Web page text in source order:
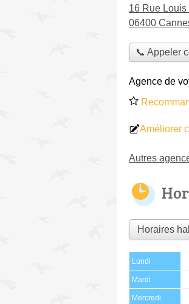
16 Rue Louis
06400
📞 Appeler
Agence de
Améliorer
Autres
Lundi
Mardi
Mercredi